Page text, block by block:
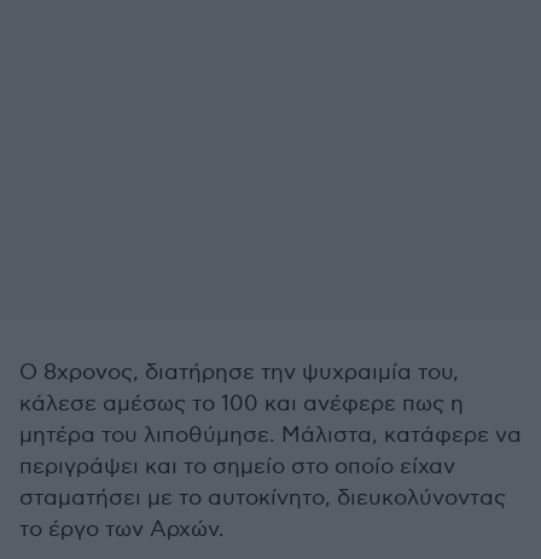
Ο 8χρονος, διατήρησε την ψυχραιμία του,
κάλεσε αμέσως το 100 και ανέφερε πως η
μητέρα του λιποθύμησε. Μάλιστα, κατάφερε να
περιγράψει και το σημείο στο οποίο είχαν
σταματήσει με το αυτοκίνητο, διευκολύνοντας
το έργο των Αρχών.